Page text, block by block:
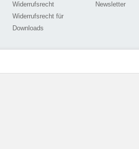
Newsletter
Widerrufsrecht
Widerrufsrecht für
Downloads